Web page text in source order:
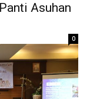
Asuhan
0